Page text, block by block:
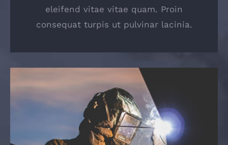
eleifend vitae vitae quam. Proin
consequat turpis ut pulvinar lacinia.